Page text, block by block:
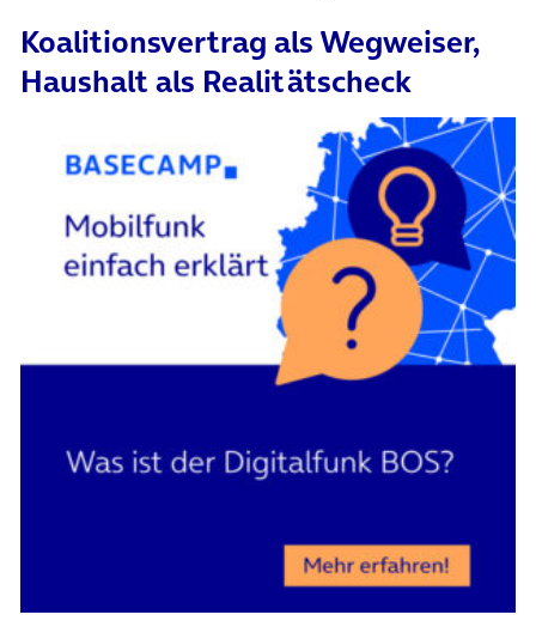
Koalitionsvertrag als Wegweiser,
Haushalt als Realitätscheck